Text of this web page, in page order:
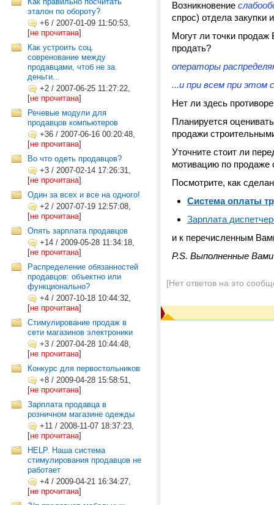
эталон по обороту?
+6 / 2007-01-09 11:50:53,
[не прочитана]
Как устроить соц.
совренование между
продавцами, чтоб не за
деньги...
+2 / 2007-06-25 11:27:22,
[не прочитана]
Речевые модули для
продавцов компьютеров
+36 / 2007-06-16 00:20:48,
[не прочитана]
Во что одеть продавцов?
+3 / 2007-02-14 17:26:31,
[не прочитана]
Один за всех и все на одного!
+2 / 2007-07-19 12:57:08,
[не прочитана]
Опять зарплата продавцов
+14 / 2009-05-28 11:34:18,
[не прочитана]
Распределение обязанностей
продавцов: объектно или
функционально?
+4 / 2007-10-18 10:44:32,
[не прочитана]
Стимулирование продаж в
сети магазинов электроники
+3 / 2007-04-28 10:44:48,
[не прочитана]
Конкурс для первостольников
+8 / 2009-04-28 15:58:51,
[не прочитана]
Зарплата продавца в
розничном магазине одежды
+11 / 2008-11-07 18:37:23,
[не прочитана]
HELP. Наша система
стимулирования продавцов не
работает
+4 / 2009-04-21 16:34:27,
[не прочитана]
Возникновение
спрос) отдела закупки
Могут ли точки
продать?
операторы
...и при всем при этом
Нет ли здесь
Планируется
продажи
Уточните стоит ли
мотивацию по
Посмотрите, как
Система оплаты
Зарплата
и к перечисленным
P.S. Выполненные
[Нет ответов на это